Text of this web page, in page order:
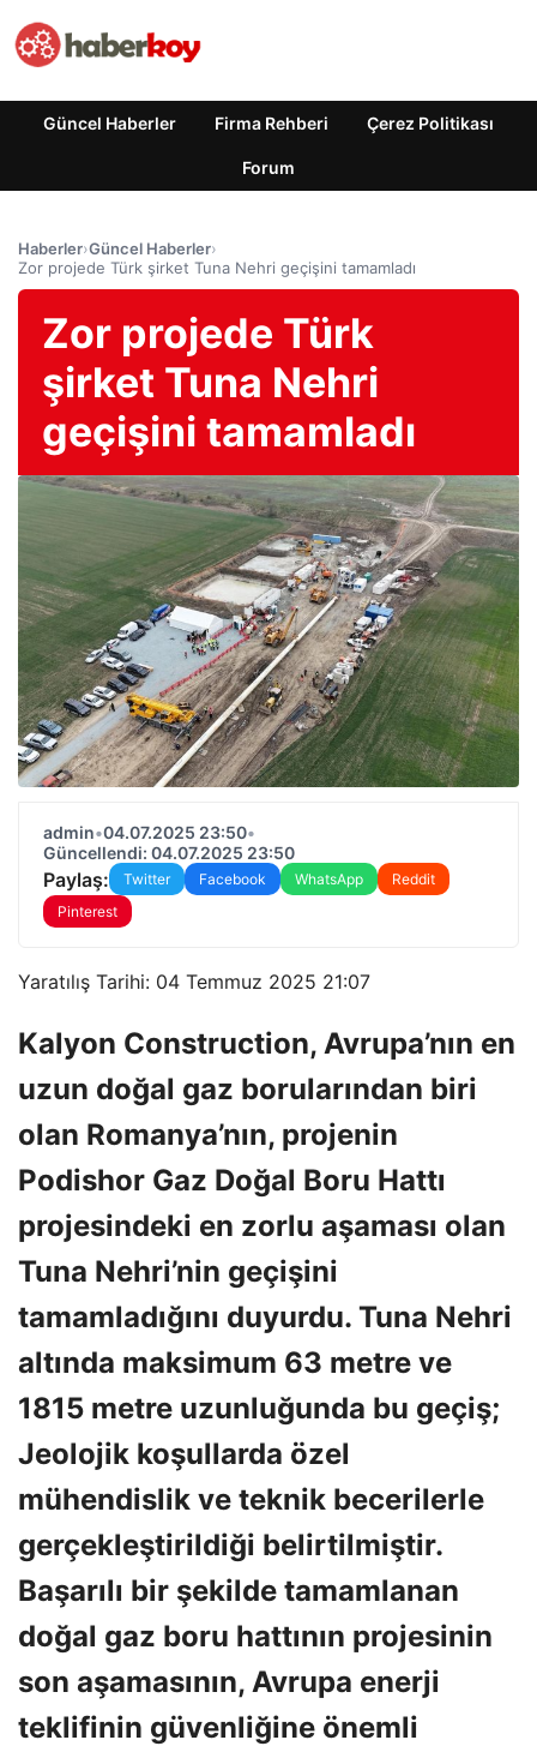
Güncel Haberler Firma Rehberi Çerez Politikası
Forum
Haberler›Güncel Haberler›
Zor projede Türk şirket Tuna Nehri geçişini tamamladı
Zor projede Türk
şirket Tuna Nehri
geçişini tamamladı
admin•04.07.2025 23:50•
Güncellendi: 04.07.2025 23:50
Paylaş: Twitter Facebook WhatsApp
Reddit
Pinterest
Yaratılış Tarihi: 04 Temmuz 2025 21:07
Kalyon Construction, Avrupa’nın en
uzun doğal gaz borularından biri
olan Romanya’nın, projenin
Podishor Gaz Doğal Boru Hattı
projesindeki en zorlu aşaması olan
Tuna Nehri’nin geçişini
tamamladığını duyurdu. Tuna Nehri
altında maksimum 63 metre ve
1815 metre uzunluğunda bu geçiş;
Jeolojik koşullarda özel
mühendislik ve teknik becerilerle
gerçekleştirildiği belirtilmiştir.
Başarılı bir şekilde tamamlanan
doğal gaz boru hattının projesinin
son aşamasının, Avrupa enerji
teklifinin güvenliğine önemli